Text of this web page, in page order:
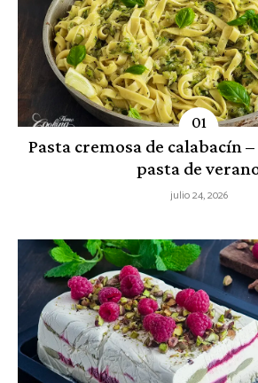
Pasta cremosa de calabacín
pasta de
julio 24, 2026